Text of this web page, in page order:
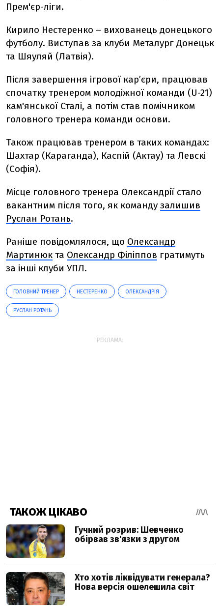
Прем'єр-ліги.
Кирило Нестеренко – вихованець донецького
футболу. Виступав за клуби Металург Донецьк
та Шяуляй (Латвія).
Після завершення ігрової кар’єри, працював
спочатку тренером молодіжної команди (U-21)
кам'янської Сталі, а потім став помічником
головного тренера команди основи.
Також працював тренером в таких командах:
Шахтар (Караганда), Каспій (Актау) та Левскі
(Софія).
Місце головного тренера Олександрії стало
вакантним після того, як команду залишив
Руслан Ротань.
Раніше повідомлялося, що Олександр
Мартинюк та Олександр Філіппов гратимуть
за інші клуби УПЛ.
ГОЛОВНИЙ ТРЕНЕР НЕСТЕРЕНКО ОЛЕКСАНДРІЯ
РУСЛАН РОТАНЬ
РЕКЛАМА: